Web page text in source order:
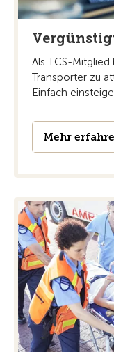
Als TCS-
Transporter zu
Einfach
Mehr